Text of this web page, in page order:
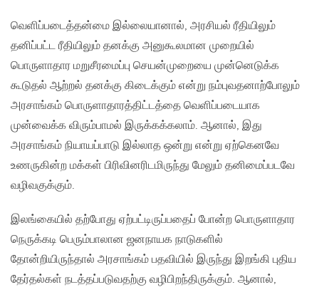
வெளிப்படைத்தன்மை இல்லையானால், அரசியல் ரீதியிலும்
தனிப்பட்ட ரீதியிலும் தனக்கு அனுகூலமான முறையில்
பொருளாதார மறுசீரமைப்பு செயன்முறையை முன்னெடுக்க
கூடுதல் ஆற்றல் தனக்கு கிடைக்கும் என்று நம்புவதனாற்போலும்
அரசாங்கம் பொருளாதாரத்திட்டத்தை வெளிப்படையாக
முன்வைக்க விரும்பாமல் இருக்கக்கலாம். ஆனால், இது
அரசாங்கம் நியாயப்பாடு இல்லாத ஒன்று என்று ஏற்கெனவே
உணருகின்ற மக்கள் பிரிவினரிடமிருந்து மேலும் தனிமைப்படவே
வழிவகுக்கும்.
இலங்கையில் தற்போது ஏற்பட்டிருப்பதைப் போன்ற பொருளாதார
நெருக்கடி பெரும்பாலான ஜனநாயக நாடுகளில்
தோன்றியிருந்தால் அரசாங்கம் பதவியில் இருந்து இறங்கி புதிய
தேர்தல்கள் நடத்தப்படுவதற்கு வழிபிறந்திருக்கும். ஆனால்,